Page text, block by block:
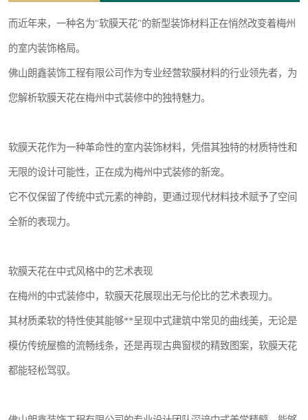
而近年来，一种名为"软膜天花"的新型装饰材料正在悄然改变着梅州
的室内装饰格局。
佛山朗鑫装饰工程有限公司作为专业经营软膜材料的行业领先者，为
您解析软膜天花在梅州中式装修中的独特魅力。
软膜天花作为一种革命性的室内装饰材料，凭借其独特的材质特性和
无限的设计可能性，正在成为梅州中式装修的新宠。
它不仅保留了传统中式元素的神韵，更通过现代材料技术赋予了空间
全新的表现力。
软膜天花在中式风格中的艺术表现
在梅州的中式装修中，软膜天花展现出无与伦比的艺术表现力。
其材质柔软的特性使其能够**呈现中式建筑中常见的曲线美，无论是
模仿传统屋檐的流畅线条，还是再现古典窗棂的精致图案，软膜天花
都能轻松驾驭。